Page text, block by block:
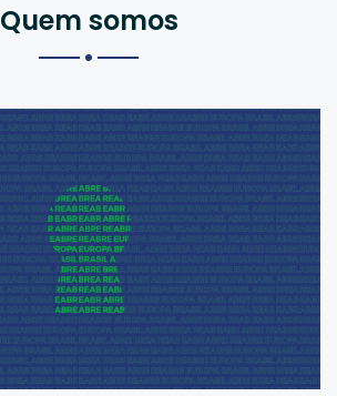
Quem somos